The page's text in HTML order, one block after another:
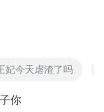
妃今天虐渣了吗
你